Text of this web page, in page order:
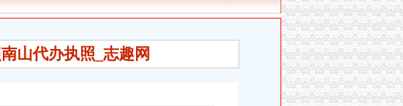
山代办执照_志趣网